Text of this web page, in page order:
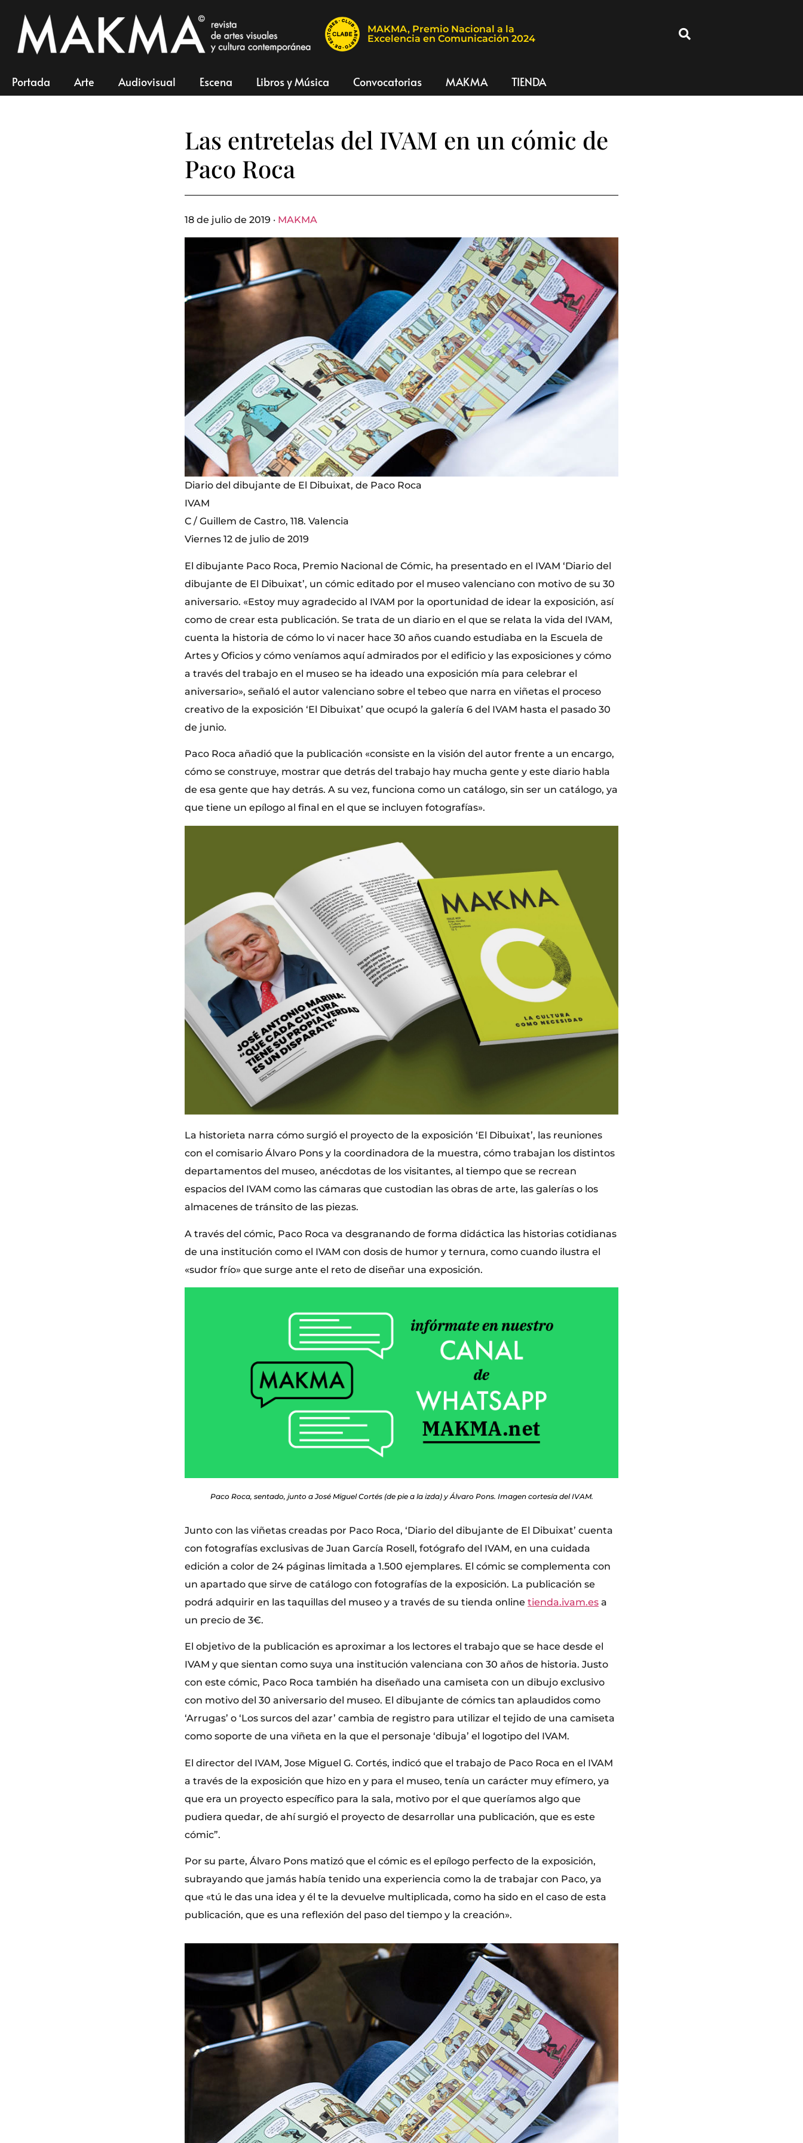
MAKMA, Premio Nacional a la
Excelencia en Comunicación 2024
Portada Arte Audiovisual Escena Libros y Música Convocatorias MAKMA TIENDA
Las entretelas del IVAM en un cómic de
Paco Roca
18 de julio de 2019 · MAKMA
Diario del dibujante de El Dibuixat, de Paco Roca
IVAM
C / Guillem de Castro, 118. Valencia
Viernes 12 de julio de 2019
El dibujante Paco Roca, Premio Nacional de Cómic, ha presentado en el IVAM ‘Diario del
dibujante de El Dibuixat’, un cómic editado por el museo valenciano con motivo de su 30
aniversario. «Estoy muy agradecido al IVAM por la oportunidad de idear la exposición, así
como de crear esta publicación. Se trata de un diario en el que se relata la vida del IVAM,
cuenta la historia de cómo lo vi nacer hace 30 años cuando estudiaba en la Escuela de
Artes y Oficios y cómo veníamos aquí admirados por el edificio y las exposiciones y cómo
a través del trabajo en el museo se ha ideado una exposición mía para celebrar el
aniversario», señaló el autor valenciano sobre el tebeo que narra en viñetas el proceso
creativo de la exposición ‘El Dibuixat’ que ocupó la galería 6 del IVAM hasta el pasado 30
de junio.
Paco Roca añadió que la publicación «consiste en la visión del autor frente a un encargo,
cómo se construye, mostrar que detrás del trabajo hay mucha gente y este diario habla
de esa gente que hay detrás. A su vez, funciona como un catálogo, sin ser un catálogo, ya
que tiene un epílogo al final en el que se incluyen fotografías».
La historieta narra cómo surgió el proyecto de la exposición ‘El Dibuixat’, las reuniones
con el comisario Álvaro Pons y la coordinadora de la muestra, cómo trabajan los distintos
departamentos del museo, anécdotas de los visitantes, al tiempo que se recrean
espacios del IVAM como las cámaras que custodian las obras de arte, las galerías o los
almacenes de tránsito de las piezas.
A través del cómic, Paco Roca va desgranando de forma didáctica las historias cotidianas
de una institución como el IVAM con dosis de humor y ternura, como cuando ilustra el
«sudor frío» que surge ante el reto de diseñar una exposición.
Paco Roca, sentado, junto a José Miguel Cortés (de pie a la izda) y Álvaro Pons. Imagen cortesía del IVAM.
Junto con las viñetas creadas por Paco Roca, ‘Diario del dibujante de El Dibuixat’ cuenta
con fotografías exclusivas de Juan García Rosell, fotógrafo del IVAM, en una cuidada
edición a color de 24 páginas limitada a 1.500 ejemplares. El cómic se complementa con
un apartado que sirve de catálogo con fotografías de la exposición. La publicación se
podrá adquirir en las taquillas del museo y a través de su tienda online tienda.ivam.es a
un precio de 3€.
El objetivo de la publicación es aproximar a los lectores el trabajo que se hace desde el
IVAM y que sientan como suya una institución valenciana con 30 años de historia. Justo
con este cómic, Paco Roca también ha diseñado una camiseta con un dibujo exclusivo
con motivo del 30 aniversario del museo. El dibujante de cómics tan aplaudidos como
‘Arrugas’ o ‘Los surcos del azar’ cambia de registro para utilizar el tejido de una camiseta
como soporte de una viñeta en la que el personaje ‘dibuja’ el logotipo del IVAM.
El director del IVAM, Jose Miguel G. Cortés, indicó que el trabajo de Paco Roca en el IVAM
a través de la exposición que hizo en y para el museo, tenía un carácter muy efímero, ya
que era un proyecto específico para la sala, motivo por el que queríamos algo que
pudiera quedar, de ahí surgió el proyecto de desarrollar una publicación, que es este
cómic”.
Por su parte, Álvaro Pons matizó que el cómic es el epílogo perfecto de la exposición,
subrayando que jamás había tenido una experiencia como la de trabajar con Paco, ya
que «tú le das una idea y él te la devuelve multiplicada, como ha sido en el caso de esta
publicación, que es una reflexión del paso del tiempo y la creación».